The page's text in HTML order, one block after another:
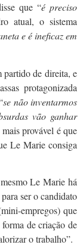
que “é preciso
atual, o sistema
e é ineficaz em
de direita, e
protagonizada
se não inventarmos
vão ganhar
provável é que
Le Marie consiga
Le Marie há
ser o candidato
empregos) que
de criação de
o trabalho”.